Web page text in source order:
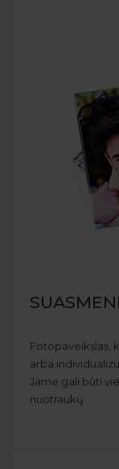
Fotopaveikslas,
arba
Jame gali būti
nuotraukų.